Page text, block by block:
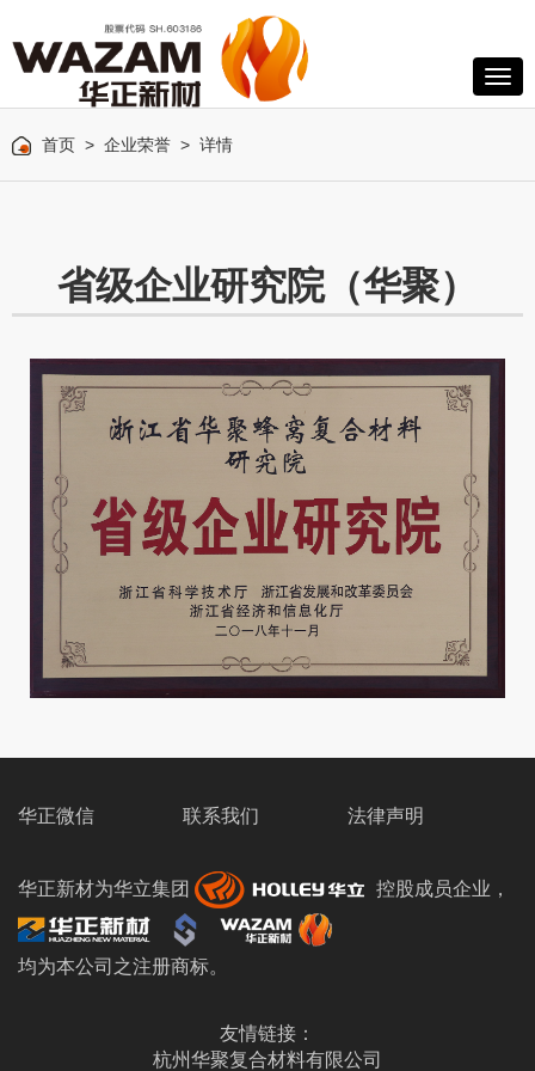
首页 > 企业荣誉 > 详情
省级企业研究院（华聚）
华正微信 联系我们 法律声明
华正新材为华立集团 控股成员企业，
均为本公司之注册商标。
友情链接：
杭州华聚复合材料有限公司